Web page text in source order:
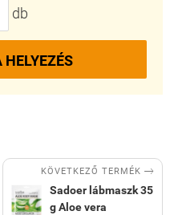
db
HELYEZÉS
KÖVETKEZŐ TERMÉK 
Sadoer lábmaszk 35
g Aloe vera